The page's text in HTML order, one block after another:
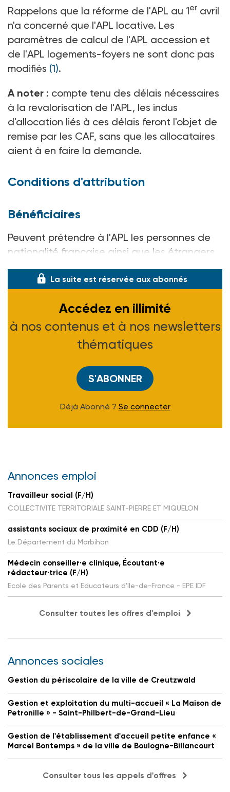
Rappelons que la réforme de l'APL au 1er avril
n'a concerné que l'APL locative. Les
paramètres de calcul de l'APL accession et
de l'APL logements-foyers ne sont donc pas
modifiés (1).
A noter : compte tenu des délais nécessaires
à la revalorisation de l'APL, les indus
d'allocation liés à ces délais feront l'objet de
remise par les CAF, sans que les allocataires
aient à en faire la demande.
Conditions d'attribution
Bénéficiaires
Peuvent prétendre à l'APL les personnes de
nationalité française ainsi que les étrangers
La suite est réservée aux abonnés
Accédez en illimité
à nos contenus et à nos newsletters
thématiques
S'ABONNER
Déjà Abonné ? Se connecter
Annonces emploi
Travailleur social (F/H)
COLLECTIVITE TERRITORIALE SAINT-PIERRE ET MIQUELON
assistants sociaux de proximité en CDD (F/H)
Le Département du Morbihan
Médecin conseiller·e clinique, Écoutant·e
rédacteur·trice (F/H)
Ecole des Parents et Educateurs d'Ile-de-France - EPE IDF
Consulter toutes les offres d'emploi
Annonces sociales
Gestion du périscolaire de la ville de Creutzwald
Gestion et exploitation du multi-accueil « La Maison de
Petronille » - Saint-Philbert-de-Grand-Lieu
Gestion de l'établissement d'accueil petite enfance «
Marcel Bontemps » de la ville de Boulogne-Billancourt
Consulter tous les appels d'offres